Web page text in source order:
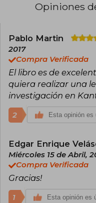
Opiniones
Pablo Martin
2017
Compra Verificada
El libro es de
quiera realizar una
investigación en
2 Esta opinión es
Edgar Enrique
Miércoles 15 de Abril,
Compra Verificada
Gracias!
1 Esta opinión es